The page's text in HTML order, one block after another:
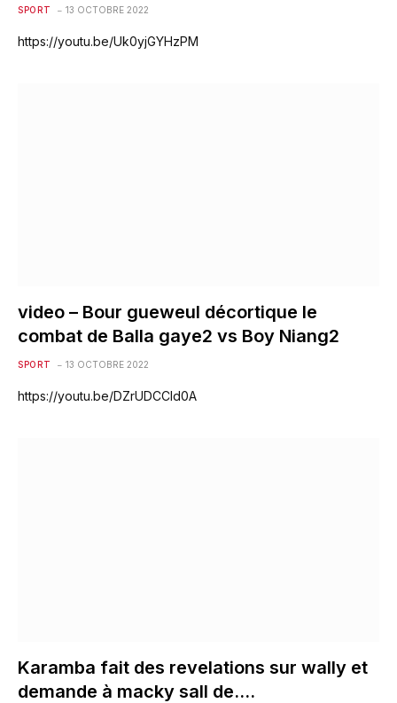
SPORT 13 OCTOBRE 2022
https://youtu.be/Uk0yjGYHzPM
video – Bour gueweul décortique le
combat de Balla gaye2 vs Boy Niang2
SPORT 13 OCTOBRE 2022
https://youtu.be/DZrUDCCld0A
Karamba fait des revelations sur wally et
demande à macky sall de….